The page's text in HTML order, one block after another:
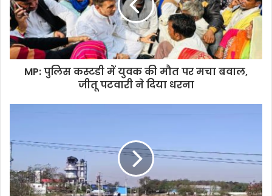
MP: पुलिस कस्टडी में युवक की मौत पर मचा बवाल,
जीतू पटवारी ने दिया धरना